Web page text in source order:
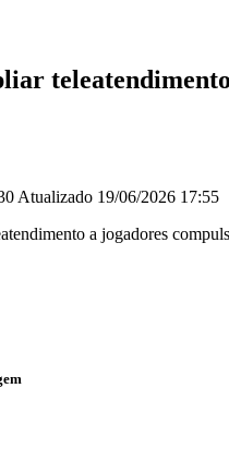
Atualizado 19/06/2026 17:55